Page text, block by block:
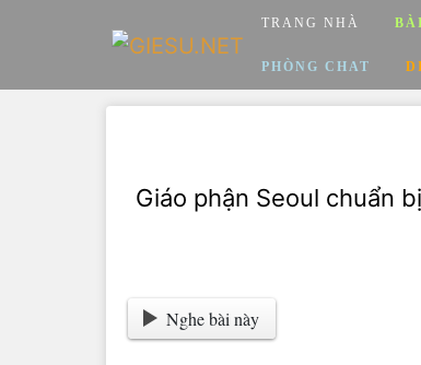
TRANG NHÀ
PHÒNG CHAT
Giáo phận Seoul chuẩn
Nghe bài này